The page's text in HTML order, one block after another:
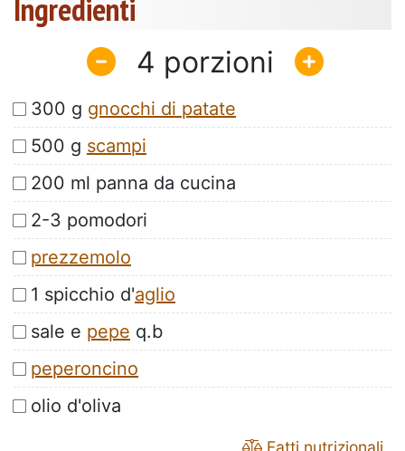
Ingredienti
4
300 g gnocchi di patate
500 g scampi
200 ml panna da cucina
2-3 pomodori
prezzemolo
1 spicchio d'aglio
sale e pepe q.b
peperoncino
olio d'oliva